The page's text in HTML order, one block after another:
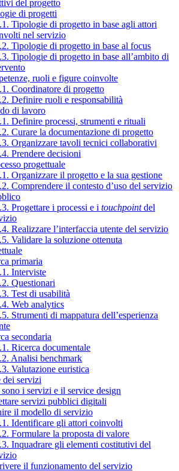
del progetto
di progetti
Tipologie di progetto in base agli attori
nel servizio
Tipologie di progetto in base al focus
Tipologie di progetto in base all’ambito di
ruoli e figure coinvolte
Coordinatore di progetto
Definire ruoli e responsabilità
di lavoro
Definire processi, strumenti e rituali
Curare la documentazione di progetto
Organizzare tavoli tecnici collaborativi
Prendere decisioni
progettuale
Organizzare il progetto e la sua gestione
Comprendere il contesto d’uso del servizio
Progettare i processi e i touchpointdel
Realizzare l’interfaccia utente del servizio
Validare la soluzione ottenuta
primaria
Interviste
Questionari
Test di usabilità
Web analytics
Strumenti di mappatura dell’esperienza
secondaria
Ricerca documentale
Analisi benchmark
Valutazione euristica
dei servizi
sono i servizi e il service design
servizi pubblici digitali
il modello di servizio
Identificare gli attori coinvolti
Formulare la proposta di valore
Inquadrare gli elementi costitutivi del
il funzionamento del servizio